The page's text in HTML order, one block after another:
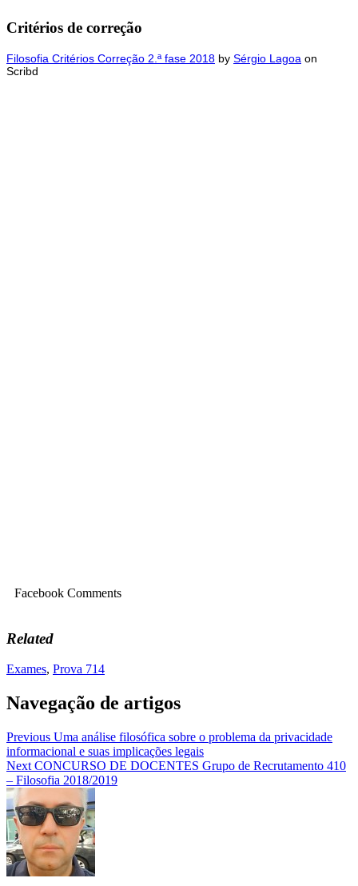
Critérios de correção
Filosofia Critérios Correção 2.ª fase 2018 by Sérgio Lagoa on
Scribd
Facebook Comments
Related
Exames, Prova 714
Navegação de artigos
Previous Uma análise filosófica sobre o problema da privacidade
informacional e suas implicações legais
Next CONCURSO DE DOCENTES Grupo de Recrutamento 410
– Filosofia 2018/2019